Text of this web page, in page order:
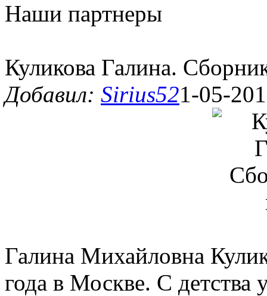
Наши партнеры
Куликова Галина.
Добавил: Sirius521-05-
Галина Михайловна
года в Москве. С детства